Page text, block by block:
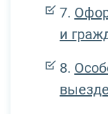
и
выезде